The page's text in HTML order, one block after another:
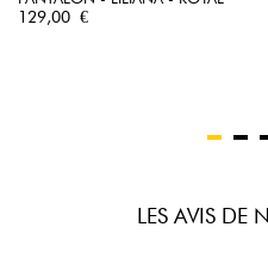
Prix
129,00 €
LES AVIS DE